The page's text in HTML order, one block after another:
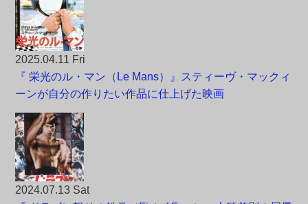
2025.04.11 Fri
『 栄光のル・マン（Le Mans）』スティーヴ・マックィ
ーンが自分の作りたい作品に仕上げた映画
2024.07.13 Sat